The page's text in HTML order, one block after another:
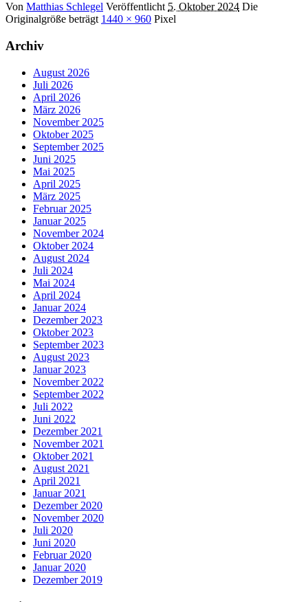
Von Matthias Schlegel Veröffentlicht 5. Oktober 2024 Die
Originalgröße beträgt 1440 × 960 Pixel
Archiv
August 2026
Juli 2026
April 2026
März 2026
November 2025
Oktober 2025
September 2025
Juni 2025
Mai 2025
April 2025
März 2025
Februar 2025
Januar 2025
November 2024
Oktober 2024
August 2024
Juli 2024
Mai 2024
April 2024
Januar 2024
Dezember 2023
Oktober 2023
September 2023
August 2023
Januar 2023
November 2022
September 2022
Juli 2022
Juni 2022
Dezember 2021
November 2021
Oktober 2021
August 2021
April 2021
Januar 2021
Dezember 2020
November 2020
Juli 2020
Juni 2020
Februar 2020
Januar 2020
Dezember 2019